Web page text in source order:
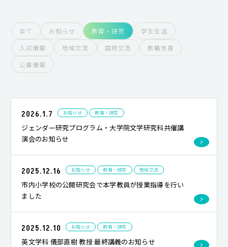
全て お知らせ 教育・研究
学生生活
入試情報
地域交流 国際交流
教職支援
公募情報
2026.1.7 お知らせ 教育・研究
ジェンダー研究プログラム・大学院文学研究科共催講
演会のお知らせ
2025.12.16 お知らせ 教育・研究 地域交流
市内小学校の公開研究会で本学教員が授業指導を行い
ました
2025.12.10 お知らせ 教育・研究
英文学科 儀部直樹 教授 最終講義のお知らせ